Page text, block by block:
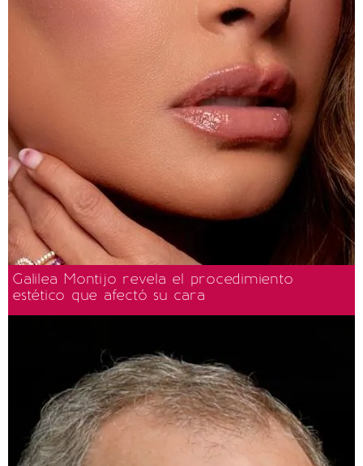
Galilea Montijo revela el procedimiento
estético que afectó su cara